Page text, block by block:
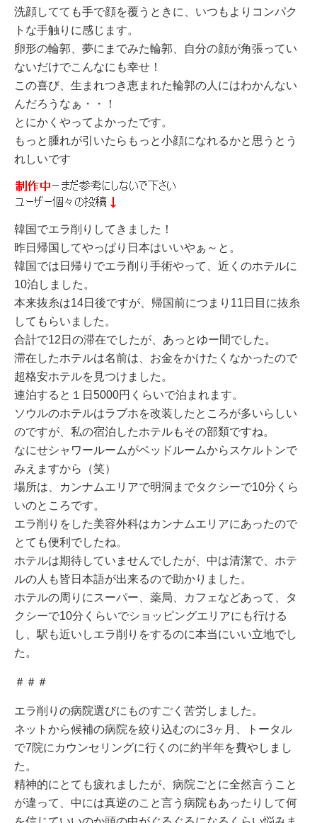
洗顔してても手で顔を覆うときに、いつもよりコンパク
トな手触りに感じます。
卵形の輪郭、夢にまでみた輪郭、自分の顔が角張ってい
ないだけでこんなにも幸せ！
この喜び、生まれつき恵まれた輪郭の人にはわかんない
んだろうなぁ・・！
とにかくやってよかったです。
もっと腫れが引いたらもっと小顔になれるかと思うとう
れしいです
韓国でエラ削りしてきました！
昨日帰国してやっぱり日本はいいやぁ～と。
韓国では日帰りでエラ削り手術やって、近くのホテルに
10泊しました。
本来抜糸は14日後ですが、帰国前につまり11日目に抜糸
してもらいました。
合計で12日の滞在でしたが、あっとゆー間でした。
滞在したホテルは名前は、お金をかけたくなかったので
超格安ホテルを見つけました。
連泊すると１日5000円くらいで泊まれます。
ソウルのホテルはラブホを改装したところが多いらしい
のですが、私の宿泊したホテルもその部類ですね。
なにせシャワールームがベッドルームからスケルトンで
みえますから（笑）
場所は、カンナムエリアで明洞までタクシーで10分くら
いのところです。
エラ削りをした美容外科はカンナムエリアにあったので
とても便利でしたね。
ホテルは期待していませんでしたが、中は清潔で、ホテ
ルの人も皆日本語が出来るので助かりました。
ホテルの周りにスーパー、薬局、カフェなどあって、タ
クシーで10分くらいでショッピングエリアにも行ける
し、駅も近いしエラ削りをするのに本当にいい立地でし
た。
＃＃＃
エラ削りの病院選びにものすごく苦労しました。
ネットから候補の病院を絞り込むのに3ヶ月、トータル
で7院にカウンセリングに行くのに約半年を費やしまし
た。
精神的にとても疲れましたが、病院ごとに全然言うこと
が違って、中には真逆のこと言う病院もあったりして何